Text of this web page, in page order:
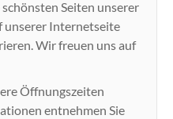
schönsten Seiten unserer
unserer Internetseite
Wir freuen uns auf
Öffnungszeiten
entnehmen Sie